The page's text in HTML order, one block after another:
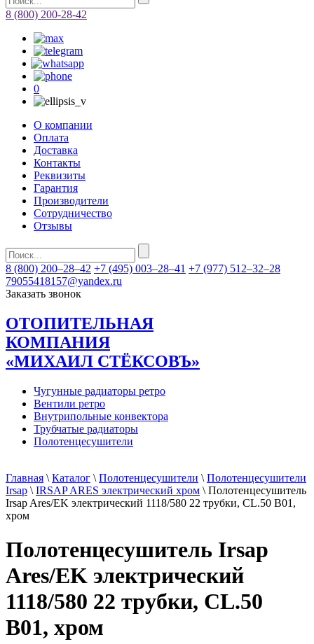
8 (800) 200-28-42
0
О компании
Оплата
Доставка
Контакты
Реквизиты
Гарантия
Производители
Сотрудничество
Отзывы
8 (800) 200–28–42 +7 (495) 003–28–41 +7 (977) 512–32–28
79055418157@yandex.ru
Заказать звонок
ОТОПИТЕЛЬНАЯ
КОМПАНИЯ
«МИХАИЛ СТЁКСОВЪ»
Чугунные радиаторы ретро
Вентили ретро
Внутрипольные конвектора
Трубчатые радиаторы
Полотенцесушители
Главная \ Каталог \ Полотенцесушители \ Полотенцесушители
Irsap \ IRSAP ARES электрический хром \ Полотенцесушитель
Irsap Ares/EK электрический 1118/580 22 трубки, CL.50 B01,
хром
Полотенцесушитель Irsap
Ares/EK электрический
1118/580 22 трубки, CL.50
B01, хром